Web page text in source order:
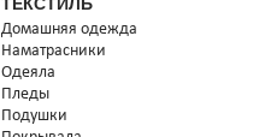
Домашняя одежда
Наматрасники
Одеяла
Пледы
Подушки